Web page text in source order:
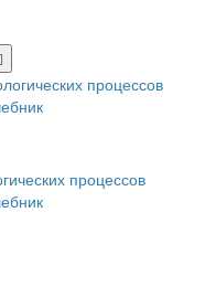
процессов